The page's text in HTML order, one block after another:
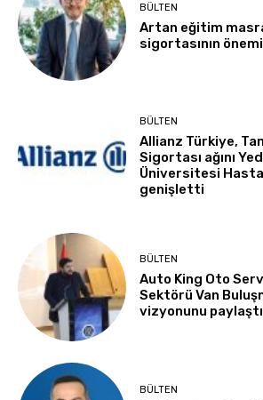
BÜLTEN
Artan eğitim
sigortasının
BÜLTEN
Allianz Türkiye,
Sigortası ağını
Üniversitesi
genişletti
BÜLTEN
Auto King Oto
Sektörü Van
vizyonunu paylaştı
BÜLTEN